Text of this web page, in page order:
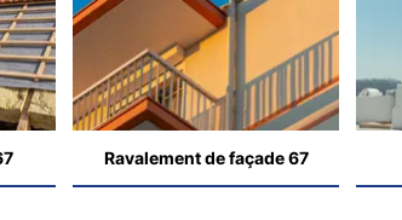
Ravalement de façade 67